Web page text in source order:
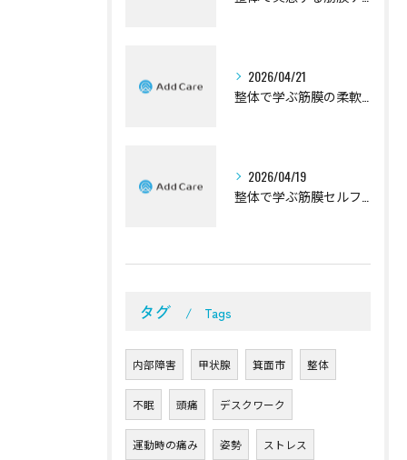
2026/04/21
2026/04/19
タグ Tags
内部障害 甲状腺 箕面市 整体
不眠 頭痛 デスクワーク
運動時の痛み 姿勢 ストレス